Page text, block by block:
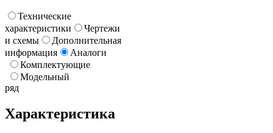
Технические
характеристики
Чертежи
и схемы
Дополнительная
информация
Аналоги
Комплектующие
Модельный
ряд
Характеристика